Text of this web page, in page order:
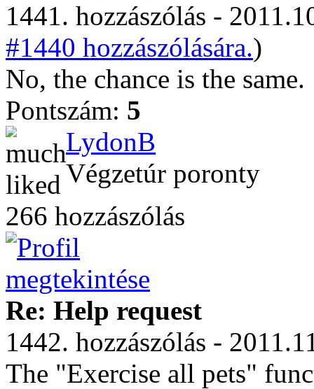
1441. hozzászólás -
#1440 hozzászólására.)
No, the chance is the same.
Pontszám: 5
LydonB
Végzetúr poronty
266 hozzászólás
Re: Help request
1442. hozzászólás -
The "Exercise all pets"